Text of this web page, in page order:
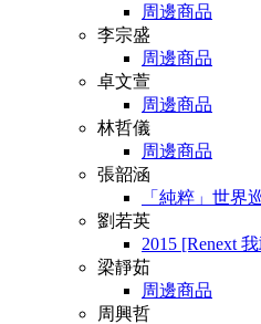
周邊商品
李宗盛
周邊商品
卓文萱
周邊商品
林哲儀
周邊商品
張韶涵
「純粹」世界
劉若英
2015 [Renext
梁靜茹
周邊商品
周興哲